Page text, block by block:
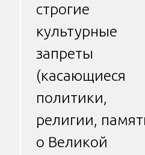
строгие
культурные
запреты
(касающиеся
политики,
религии,
о Великой